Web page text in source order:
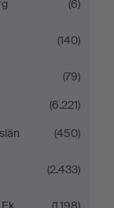
(6)
(140)
(79)
(6.221)
(450)
(2.433)